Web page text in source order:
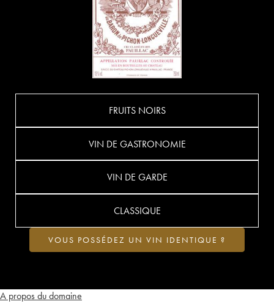
A propos du domaine
FRUITS NOIRS
VIN DE GASTRONOMIE
VIN DE GARDE
CLASSIQUE
VOUS POSSÉDEZ UN VIN IDENTIQUE ?